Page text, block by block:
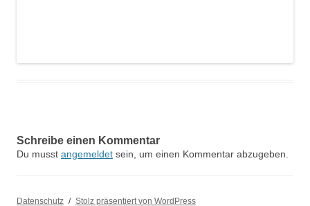
Schreibe einen Kommentar
Du musst angemeldet sein, um einen Kommentar abzugeben.
Datenschutz Stolz präsentiert von WordPress